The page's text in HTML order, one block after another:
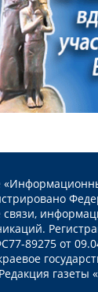
связи,
89275 от
газеты